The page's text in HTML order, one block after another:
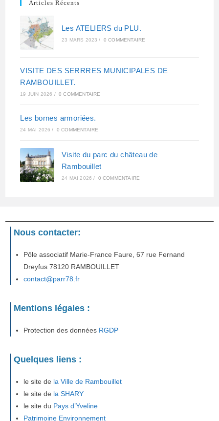
Articles Récents
Les ATELIERS du PLU.
23 MARS 2023 / 0 COMMENTAIRE
VISITE DES SERRRES MUNICIPALES DE
RAMBOUILLET.
19 JUIN 2026 / 0 COMMENTAIRE
Les bornes armoriées.
24 MAI 2026 / 0 COMMENTAIRE
Visite du parc du château de
Rambouillet
24 MAI 2026 / 0 COMMENTAIRE
Nous contacter:
Pôle associatif Marie-France Faure, 67 rue Fernand
Dreyfus 78120 RAMBOUILLET
contact@parr78.fr
Mentions légales :
Protection des données RGDP
Quelques liens :
le site de la Ville de Rambouillet
le site de la SHARY
le site du Pays d’Yveline
Patrimoine Environnement